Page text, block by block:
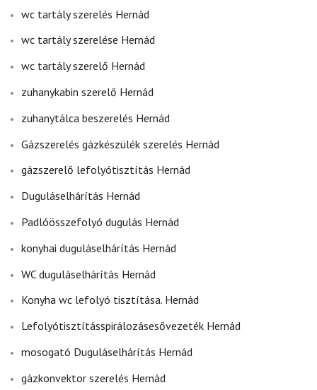
wc tartály szerelés Hernád
wc tartály szerelése Hernád
wc tartály szerelő Hernád
zuhanykabin szerelő Hernád
zuhanytálca beszerelés Hernád
Gázszerelés gázkészülék szerelés Hernád
gázszerelő lefolyótisztítás Hernád
Duguláselhárítás Hernád
Padlóösszefolyó dugulás Hernád
konyhai duguláselhárítás Hernád
WC duguláselhárítás Hernád
Konyha wc lefolyó tisztítása. Hernád
Lefolyótisztításspirálozásesővezeték Hernád
mosogató Duguláselhárítás Hernád
gázkonvektor szerelés Hernád